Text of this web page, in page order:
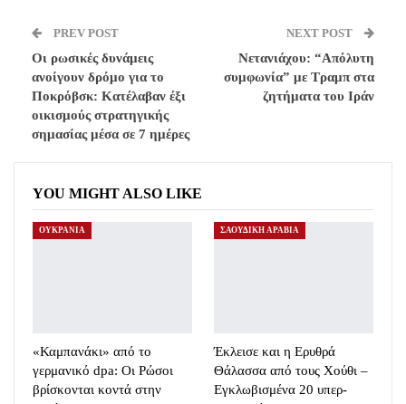
PREV POST
Οι ρωσικές δυνάμεις
ανοίγουν δρόμο για το
Ποκρόβσκ: Κατέλαβαν έξι
οικισμούς στρατηγικής
σημασίας μέσα σε 7 ημέρες
NEXT POST
Νετανιάχου: “Απόλυτη
συμφωνία” με Τραμπ στα
ζητήματα του Ιράν
YOU MIGHT ALSO LIKE
ΟΥΚΡΑΝΙΑ
«Καμπανάκι» από το
γερμανικό dpa: Οι Ρώσοι
βρίσκονται κοντά στην
ΣΑΟΥΔΙΚΗ ΑΡΑΒΙΑ
Έκλεισε και η Ερυθρά
Θάλασσα από τους Χούθι –
Εγκλωβισμένα 20 υπερ-